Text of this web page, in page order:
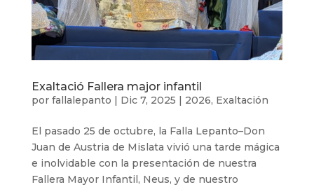
Exaltació Fallera major infantil
por fallalepanto | Dic 7, 2025 | 2026, Exaltación
El pasado 25 de octubre, la Falla Lepanto–Don
Juan de Austria de Mislata vivió una tarde mágica
e inolvidable con la presentación de nuestra
Fallera Mayor Infantil, Neus, y de nuestro